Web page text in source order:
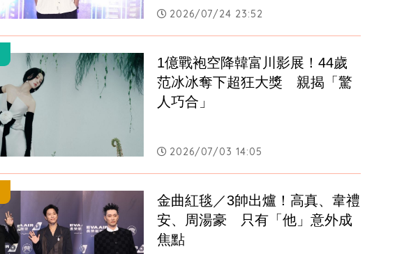
2026/07/24 23:52
1億戰袍空降韓富川影展！44歲
范冰冰奪下超狂大獎　親揭「驚
人巧合」
2026/07/03 14:05
金曲紅毯／3帥出爐！高真、韋禮
安、周湯豪　只有「他」意外成
焦點